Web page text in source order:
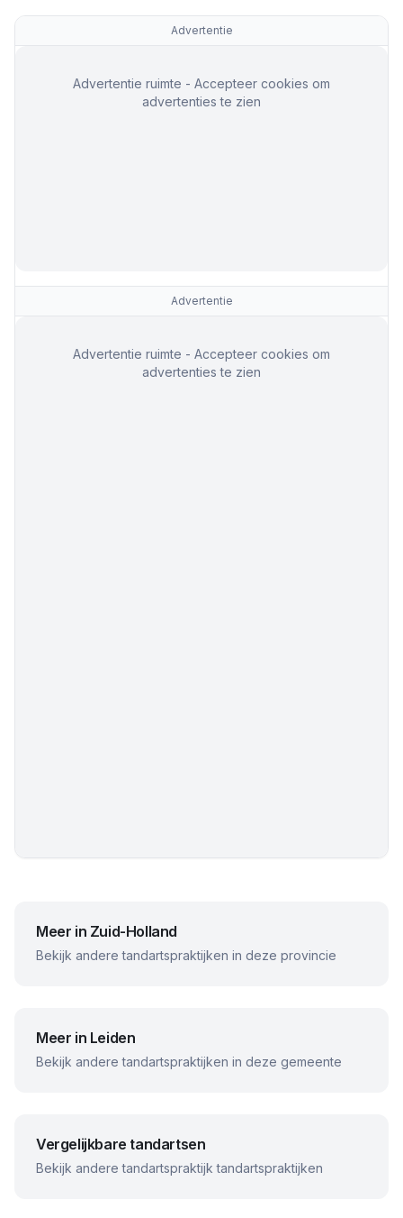
Advertentie
Advertentie ruimte - Accepteer cookies om
advertenties te zien
Advertentie
Advertentie ruimte - Accepteer cookies om
advertenties te zien
Meer in Zuid-Holland
Bekijk andere tandartspraktijken in deze provincie
Meer in Leiden
Bekijk andere tandartspraktijken in deze gemeente
Vergelijkbare tandartsen
Bekijk anderetandartspraktijk tandartspraktijken